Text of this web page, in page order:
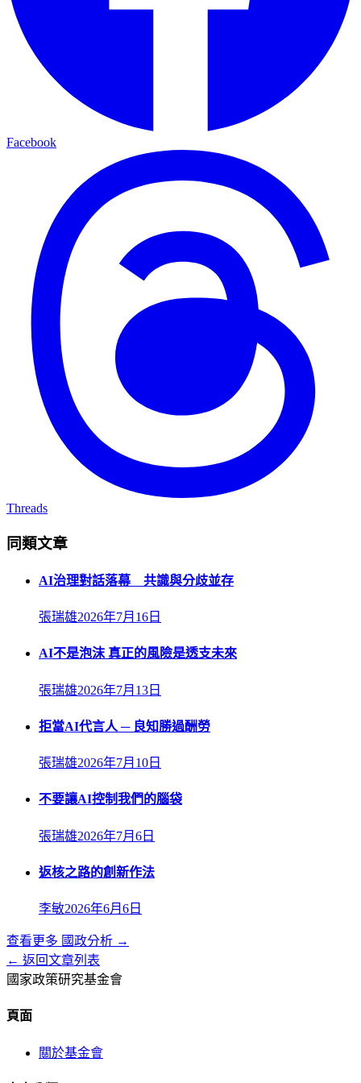
Facebook
Threads
同類文章
AI治理對話落幕 共識與分歧並存
張瑞雄2026年7月16日
AI不是泡沫 真正的風險是透支未來
張瑞雄2026年7月13日
拒當AI代言人 ─ 良知勝過酬勞
張瑞雄2026年7月10日
不要讓AI控制我們的腦袋
張瑞雄2026年7月6日
返核之路的創新作法
李敏2026年6月6日
查看更多 國政分析 →
← 返回文章列表
國家政策研究基金會
頁面
關於基金會